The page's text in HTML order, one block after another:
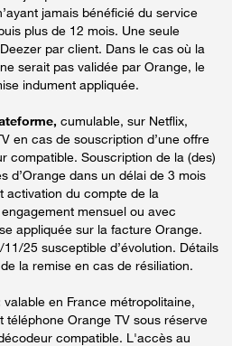
jamais bénéficié du service
plus de 12 mois. Une seule
par client. Dans le cas où la
serait pas validée par Orange, le
indument appliquée.
cumulable, sur Netflix,
en cas de souscription d’une offre
compatible. Souscription de la (des)
d’Orange dans un délai de 3 mois
activation du compte de la
mensuel ou avec
appliquée sur la facture Orange.
25 susceptible d’évolution. Détails
la remise en cas de résiliation.
valable en France métropolitaine,
téléphone Orange TV sous réserve
compatible. L'accès au